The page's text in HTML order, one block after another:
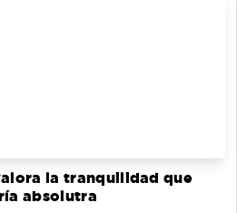
la tranquilidad que
absolutra